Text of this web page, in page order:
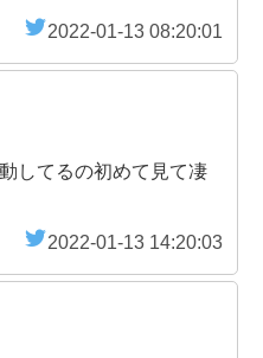
2022-01-13 08:20:01
してるの初めて見て凄
2022-01-13 14:20:03